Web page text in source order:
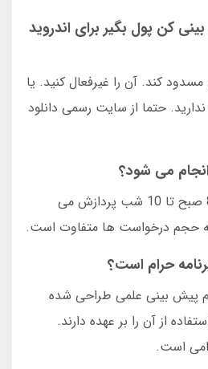
کن پول بگیر برای اندروید
کند. آن را غیرفعال کنید. یا
حتما از سایت رسمی دانلود
می شود؟
برداشت ها بین ساعت 8 صبح تا 10 شب پردازش می
حجم درخواست ها متفاوت است.
حرام است؟
پیش بینی علمی طراحی شده
از آن را بر عهده دارند.
است.